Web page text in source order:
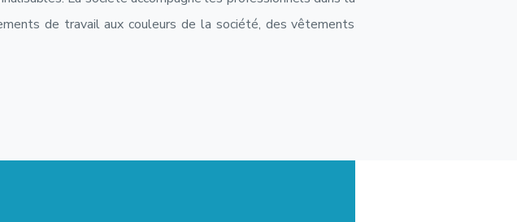
de travail aux couleurs de la société, des vêtements